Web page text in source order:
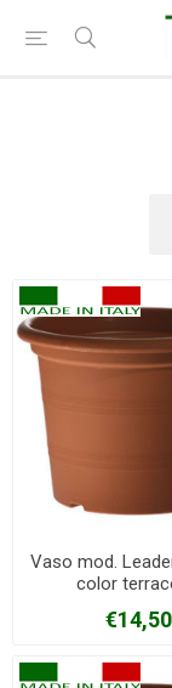
Vaso mod.
color
€14,50